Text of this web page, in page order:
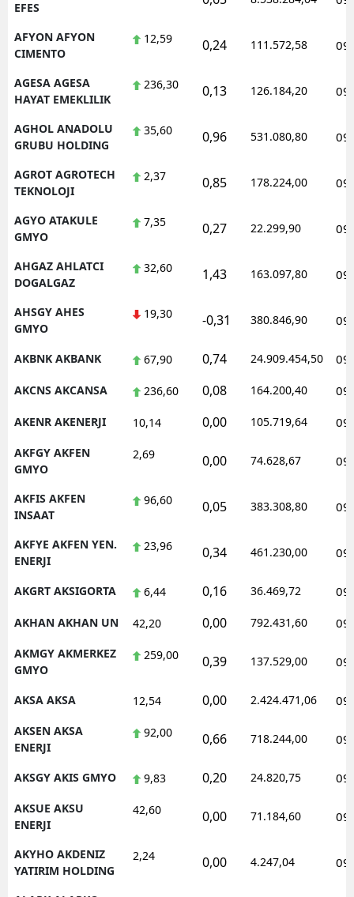
EFES
AFYON AFYON
CIMENTO
12,59 0,24 111.572,58
AGESA AGESA
HAYAT EMEKLILIK
236,30 0,13 126.184,20
AGHOL ANADOLU
GRUBU HOLDING
35,60 0,96 531.080,80
AGROT AGROTECH
TEKNOLOJI
2,37 0,85 178.224,00
AGYO ATAKULE
GMYO
7,35 0,27 22.299,90
AHGAZ AHLATCI
DOGALGAZ
32,60 1,43 163.097,80
AHSGY AHES
GMYO
19,30 -0,31 380.846,90
AKBNK AKBANK 67,90 0,74 24.909.454,50
AKCNS AKCANSA 236,60 0,08 164.200,40
AKENR AKENERJI 10,14 0,00 105.719,64
AKFGY AKFEN
GMYO
2,69 0,00 74.628,67
AKFIS AKFEN
INSAAT
96,60 0,05 383.308,80
AKFYE AKFEN YEN.
ENERJI
23,96 0,34 461.230,00
AKGRT AKSIGORTA 6,44 0,16 36.469,72
AKHAN AKHAN UN 42,20 0,00 792.431,60
AKMGY AKMERKEZ
GMYO
259,00 0,39 137.529,00
AKSA AKSA 12,54 0,00 2.424.471,06
AKSEN AKSA
ENERJI
92,00 0,66 718.244,00
AKSGY AKIS GMYO 9,83 0,20 24.820,75
AKSUE AKSU
ENERJI
42,60 0,00 71.184,60
AKYHO AKDENIZ
YATIRIM HOLDING
2,24 0,00 4.247,04